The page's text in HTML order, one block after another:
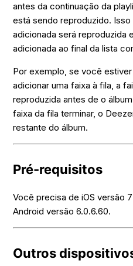
antes da continuação da
está sendo reproduzido.
adicionada será reproduzida
adicionada ao final da lista
Por exemplo, se você
adicionar uma faixa à fila, a
reproduzida antes de o
faixa da fila terminar, o
restante do álbum.
Pré-requisitos
Você precisa de iOS versão
Android versão 6.0.6.60.
Outros